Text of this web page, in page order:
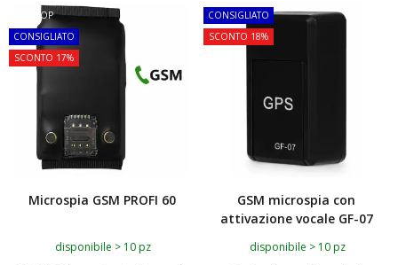
TOP
CONSIGLIATO
SCONTO 17%
Microspia GSM PROFI 60
disponibile > 10 pz
CONSIGLIATO
SCONTO 18%
GSM microspia con
attivazione vocale GF-07
disponibile > 10 pz